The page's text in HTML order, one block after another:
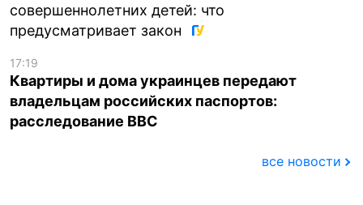
совершеннолетних детей: что
предусматривает закон
17:19
Квартиры и дома украинцев передают
владельцам российских паспортов:
расследование BBC
все новости